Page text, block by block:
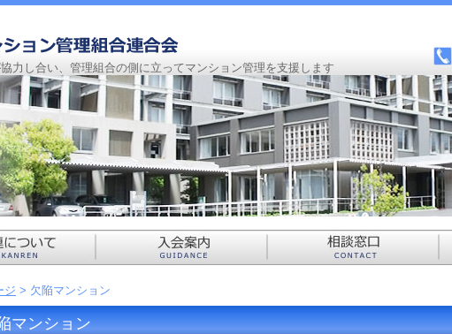
力し合い、管理組合の側に立ってマンション管理を支援します
ジ > 欠陥マンション
マンション